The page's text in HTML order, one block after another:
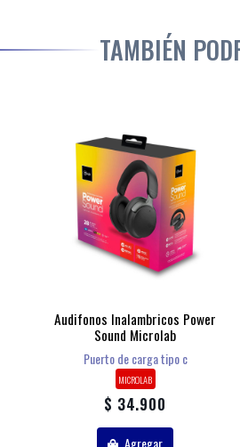
TAMBIÉN
Audifonos Inalambricos Power
Sound Microlab
Puerto de carga tipo c
MICROLAB
$ 34.900
Agregar